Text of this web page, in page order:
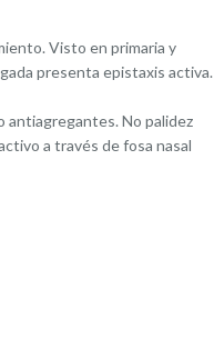
Visto en primaria y
presenta epistaxis activa.
antiagregantes. No palidez
a través de fosa nasal